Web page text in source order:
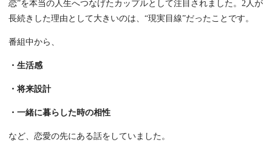
恋”を本当の人生へつなげたカップルとして注目されました。2人が
長続きした理由として大きいのは、“現実目線”だったことです。
番組中から、
・生活感
・将来設計
・一緒に暮らした時の相性
など、恋愛の先にある話をしていました。